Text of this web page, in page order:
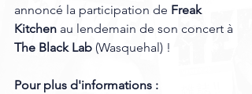
annoncé la participation de Freak
Kitchen au lendemain de son concert à
The Black Lab (Wasquehal) !
Pour plus d'informations :